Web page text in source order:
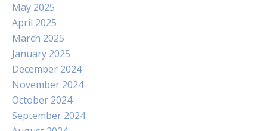
May 2025
April 2025
March 2025
January 2025
December 2024
November 2024
October 2024
September 2024